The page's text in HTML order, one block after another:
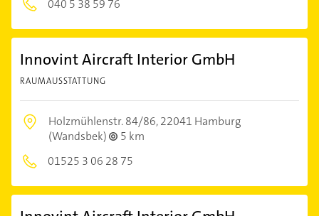
040 5 38 59 76
Innovint Aircraft Interior GmbH
RAUMAUSSTATTUNG
Holzmühlenstr. 84/86,22041 Hamburg
(Wandsbek)
5 km
01525 3 06 28 75